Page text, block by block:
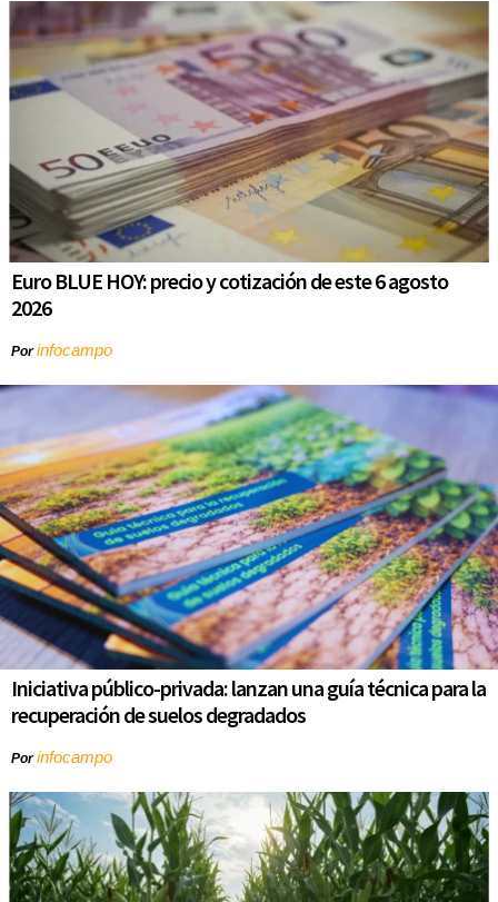
Euro BLUE HOY: precio y cotización de este 6 agosto
2026
Porinfocampo
Iniciativa público-privada: lanzan una guía técnica para la
recuperación de suelos degradados
Porinfocampo